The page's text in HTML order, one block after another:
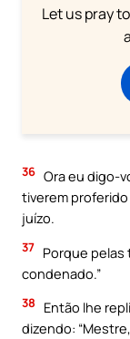
Let us pray
36 Ora eu digo-
tiverem
juízo.
37 Porque pelas
condenado.”
38
Então lhe
dizendo: